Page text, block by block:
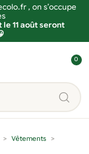
, on s’occupe
11 août seront
o
n
0
Vêtements